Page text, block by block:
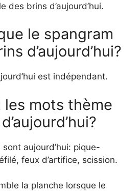
des brins d’aujourd’hui.
le spangram
d’aujourd’hui?
est indépendant.
les mots thème
aujourd’hui: pique-
feux d’artifice, scission.
la planche lorsque le